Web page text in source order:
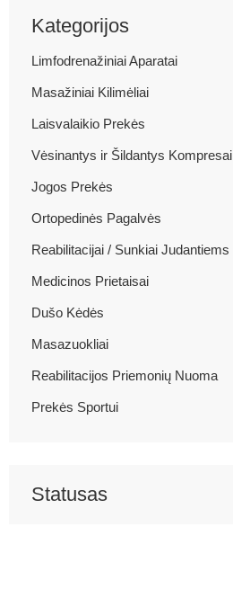
Kategorijos
Limfodrenažiniai Aparatai
Masažiniai Kilimėliai
Laisvalaikio Prekės
Vėsinantys ir Šildantys Kompresai
Jogos Prekės
Ortopedinės Pagalvės
Reabilitacijai / Sunkiai Judantiems
Medicinos Prietaisai
Dušo Kėdės
Masazuokliai
Reabilitacijos Priemonių Nuoma
Prekės Sportui
Statusas